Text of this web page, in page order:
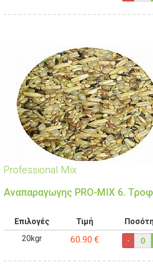
Professional Mix
Αναπαραγωγης PRO-MIX 6.
Επιλογές Τιμή
20kgr
60.90 € -